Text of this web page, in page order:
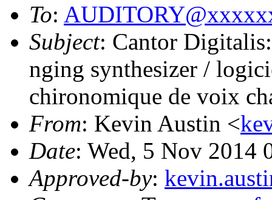
To:
Subject: Cantor
nging synthesizer /
chironomique de voix
From: Kevin Austin <
Date: Wed, 5 Nov 2014
Approved-by: